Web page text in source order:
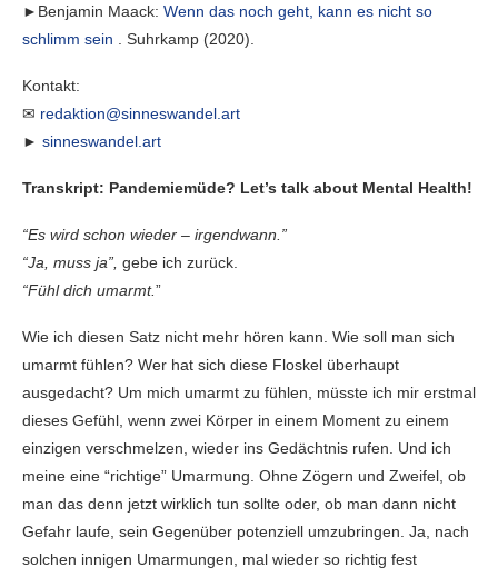
►Benjamin Maack: Wenn das noch geht, kann es nicht so
schlimm sein . Suhrkamp (2020).
Kontakt:
✉ redaktion@sinneswandel.art
► sinneswandel.art
Transkript: Pandemiemüde? Let’s talk about Mental Health!
“Es wird schon wieder – irgendwann.”
“Ja, muss ja”, gebe ich zurück.
“Fühl dich umarmt.”
Wie ich diesen Satz nicht mehr hören kann. Wie soll man sich
umarmt fühlen? Wer hat sich diese Floskel überhaupt
ausgedacht? Um mich umarmt zu fühlen, müsste ich mir erstmal
dieses Gefühl, wenn zwei Körper in einem Moment zu einem
einzigen verschmelzen, wieder ins Gedächtnis rufen. Und ich
meine eine “richtige” Umarmung. Ohne Zögern und Zweifel, ob
man das denn jetzt wirklich tun sollte oder, ob man dann nicht
Gefahr laufe, sein Gegenüber potenziell umzubringen. Ja, nach
solchen innigen Umarmungen, mal wieder so richtig fest